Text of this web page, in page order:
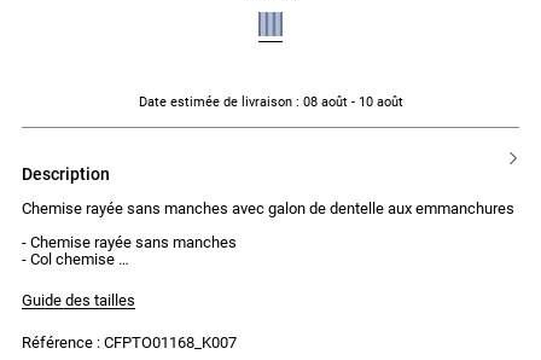
Date estimée de livraison: 08 août - 10 août
description
Chemise rayée sans manches avec galon de dentelle aux emmanchures
- Chemise rayée sans manches
- Col chemise
- Galon de dentelle aux emmanchures créant une petite manche
- Taille avec fils élastiques
Guide des tailles
Référence : CFPTO01168_K007